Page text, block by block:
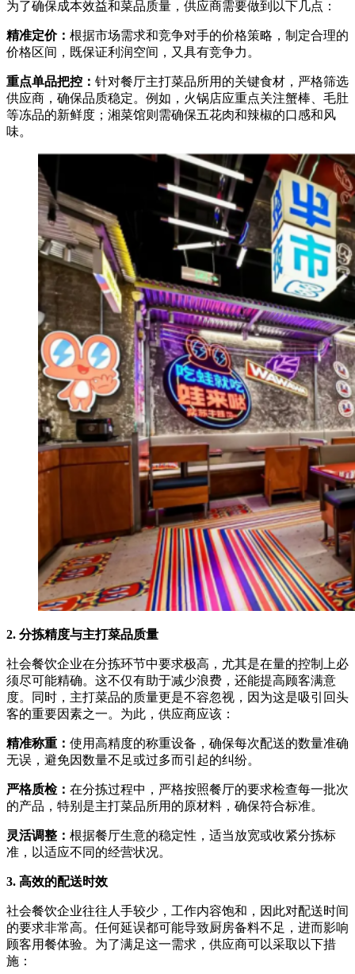
为了确保成本效益和菜品质量，供应商需要做到以下几点：
精准定价： 根据市场需求和竞争对手的价格策略，制定合理的
价格区间，既保证利润空间，又具有竞争力。
重点单品把控： 针对餐厅主打菜品所用的关键食材，严格筛选
供应商，确保品质稳定。例如，火锅店应重点关注蟹棒、毛肚
等冻品的新鲜度；湘菜馆则需确保五花肉和辣椒的口感和风
味。
2. 分拣精度与主打菜品质量
社会餐饮企业在分拣环节中要求极高，尤其是在量的控制上必
须尽可能精确。这不仅有助于减少浪费，还能提高顾客满意
度。同时，主打菜品的质量更是不容忽视，因为这是吸引回头
客的重要因素之一。为此，供应商应该：
精准称重： 使用高精度的称重设备，确保每次配送的数量准确
无误，避免因数量不足或过多而引起的纠纷。
严格质检： 在分拣过程中，严格按照餐厅的要求检查每一批次
的产品，特别是主打菜品所用的原材料，确保符合标准。
灵活调整： 根据餐厅生意的稳定性，适当放宽或收紧分拣标
准，以适应不同的经营状况。
3. 高效的配送时效
社会餐饮企业往往人手较少，工作内容饱和，因此对配送时间
的要求非常高。任何延误都可能导致厨房备料不足，进而影响
顾客用餐体验。为了满足这一需求，供应商可以采取以下措
施：